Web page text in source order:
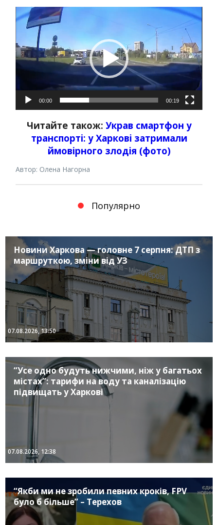
Відеопрогравач
00:00 00:19
Читайте також: Украв смартфон у
транспорті: у Харкові затримали
ймовірного злодія (фото)
Автор: Олена Нагорна
Популярно
Новини Харкова — головне 7 серпня: ДТП з
маршруткою, зміни від УЗ
07.08.2026, 13:50
“Усе одно будуть нижчими, ніж у багатьох
містах”: тарифи на воду та каналізацію
підвищать у Харкові
07.08.2026, 12:38
“Якби ми не зробили певних кроків, FPV
було б більше” – Терехов